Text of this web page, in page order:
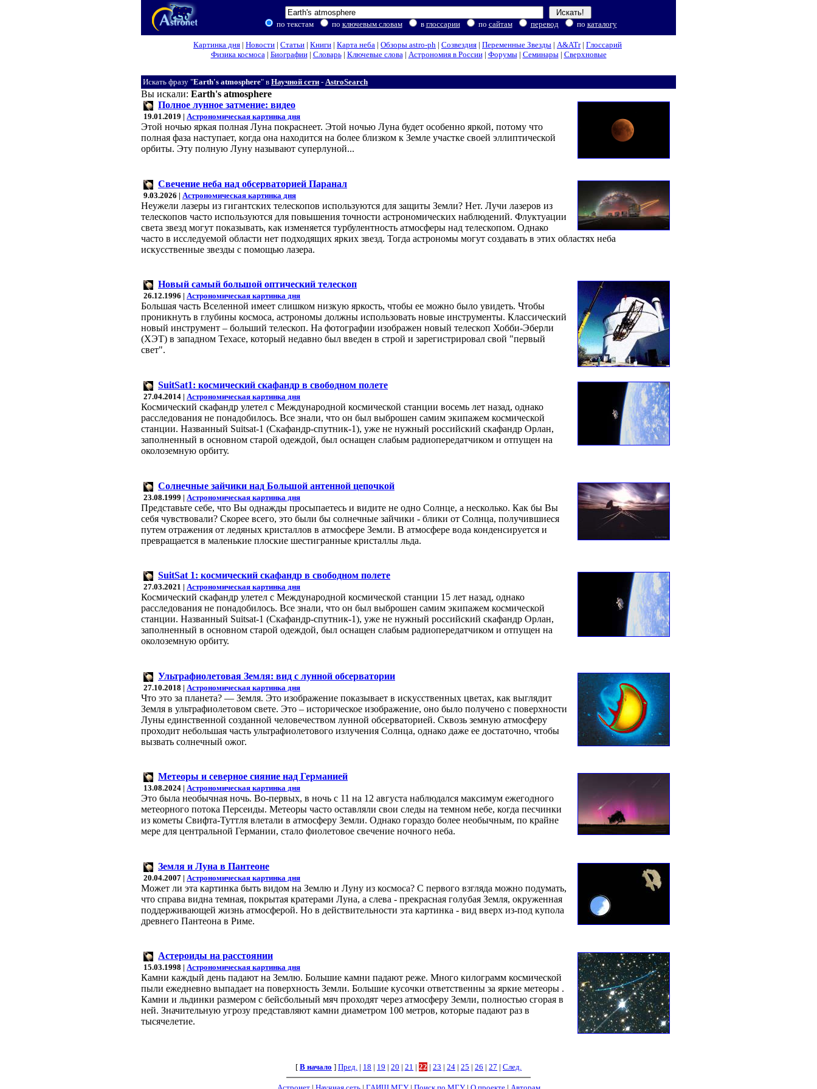
по текстам по ключевым словам в глоссарии по сайтам перевод по каталогу
Картинка дня | Новости | Статьи | Книги | Карта неба | Обзоры astro-ph | Созвездия | Переменные Звезды | A&ATr| Глоссарий
Физика космоса| Биографии| Словарь| Ключевые слова| Астрономия в России| Форумы| Семинары| Сверхновые
Искать фразу "Earth's atmosphere" в Научной сети - AstroSearch
Вы искали: Earth's atmosphere
Полное лунное затмение: видео
19.01.2019 | Астрономическая картинка дня
Этой ночью яркая полная Луна покраснеет. Этой ночью Луна будет особенно яркой, потому что
полная фаза наступает, когда она находится на более близком к Земле участке своей эллиптической
орбиты. Эту полную Луну называют суперлуной...
Свечение неба над обсерваторией Паранал
9.03.2026 | Астрономическая картинка дня
Неужели лазеры из гигантских телескопов используются для защиты Земли? Нет. Лучи лазеров из
телескопов часто используются для повышения точности астрономических наблюдений. Флуктуации
света звезд могут показывать, как изменяется турбулентность атмосферы над телескопом. Однако
часто в исследуемой области нет подходящих ярких звезд. Тогда астрономы могут создавать в этих областях неба
искусственные звезды с помощью лазера.
Новый самый большой оптический телескоп
26.12.1996 | Астрономическая картинка дня
Большая часть Вселенной имеет слишком низкую яркость, чтобы ее можно было увидеть. Чтобы
проникнуть в глубины космоса, астрономы должны использовать новые инструменты. Классический
новый инструмент – больший телескоп. На фотографии изображен новый телескоп Хобби-Эберли
(ХЭТ) в западном Техасе, который недавно был введен в строй и зарегистрировал свой "первый
свет".
SuitSat1: космический скафандр в свободном полете
27.04.2014 | Астрономическая картинка дня
Космический скафандр улетел с Международной космической станции восемь лет назад, однако
расследования не понадобилось. Все знали, что он был выброшен самим экипажем космической
станции. Названный Suitsat-1 (Скафандр-спутник-1), уже не нужный российский скафандр Орлан,
заполненный в основном старой одеждой, был оснащен слабым радиопередатчиком и отпущен на
околоземную орбиту.
Солнечные зайчики над Большой антенной цепочкой
23.08.1999 | Астрономическая картинка дня
Представьте себе, что Вы однажды просыпаетесь и видите не одно Солнце, а несколько. Как бы Вы
себя чувствовали? Скорее всего, это были бы солнечные зайчики - блики от Солнца, получившиеся
путем отражения от ледяных кристаллов в атмосфере Земли. В атмосфере вода конденсируется и
превращается в маленькие плоские шестигранные кристаллы льда.
SuitSat 1: космический скафандр в свободном полете
27.03.2021 | Астрономическая картинка дня
Космический скафандр улетел с Международной космической станции 15 лет назад, однако
расследования не понадобилось. Все знали, что он был выброшен самим экипажем космической
станции. Названный Suitsat-1 (Скафандр-спутник-1), уже не нужный российский скафандр Орлан,
заполненный в основном старой одеждой, был оснащен слабым радиопередатчиком и отпущен на
околоземную орбиту.
Ультрафиолетовая Земля: вид с лунной обсерватории
27.10.2018 | Астрономическая картинка дня
Что это за планета? — Земля. Это изображение показывает в искусственных цветах, как выглядит
Земля в ультрафиолетовом свете. Это – историческое изображение, оно было получено с поверхности
Луны единственной созданной человечеством лунной обсерваторией. Сквозь земную атмосферу
проходит небольшая часть ультрафиолетового излучения Солнца, однако даже ее достаточно, чтобы
вызвать солнечный ожог.
Метеоры и северное сияние над Германией
13.08.2024 | Астрономическая картинка дня
Это была необычная ночь. Во-первых, в ночь с 11 на 12 августа наблюдался максимум ежегодного
метеорного потока Персеиды. Метеоры часто оставляли свои следы на темном небе, когда песчинки
из кометы Свифта-Туттля влетали в атмосферу Земли. Однако гораздо более необычным, по крайне
мере для центральной Германии, стало фиолетовое свечение ночного неба.
Земля и Луна в Пантеоне
20.04.2007 | Астрономическая картинка дня
Может ли эта картинка быть видом на Землю и Луну из космоса? С первого взгляда можно подумать,
что справа видна темная, покрытая кратерами Луна, а слева - прекрасная голубая Земля, окруженная
поддерживающей жизнь атмосферой. Но в действительности эта картинка - вид вверх из-под купола
древнего Пантеона в Риме.
Астероиды на расстоянии
15.03.1998 | Астрономическая картинка дня
Камни каждый день падают на Землю. Большие камни падают реже. Много килограмм космической
пыли ежедневно выпадает на поверхность Земли. Большие кусочки ответственны за яркие метеоры .
Камни и льдинки размером с бейсбольный мяч проходят через атмосферу Земли, полностью сгорая в
ней. Значительную угрозу представляют камни диаметром 100 метров, которые падают раз в
тысячелетие.
[ В начало ] Пред. | 18 | 19 | 20 | 21 | 22 | 23 | 24 | 25 | 26 | 27 | След.